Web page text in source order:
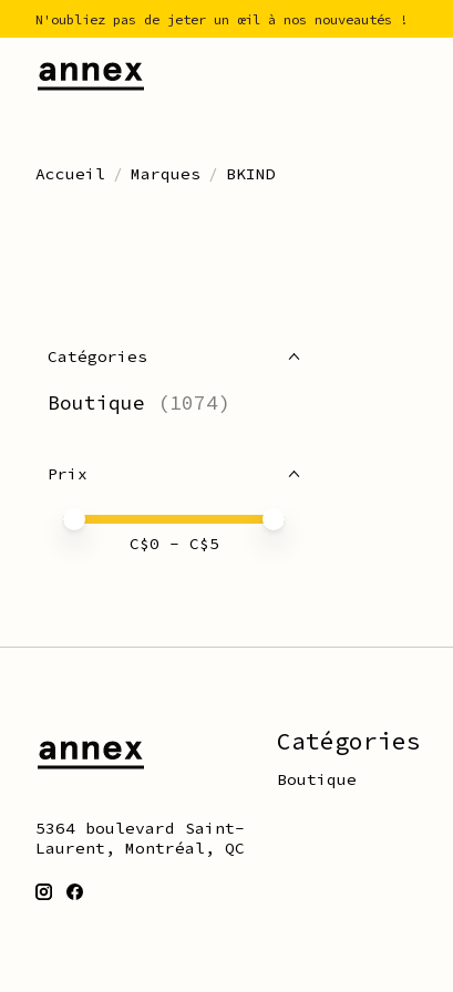
N'oubliez pas de jeter un œil à nos nouveautés !
Accueil / Marques / BKIND
Catégories
Boutique (1074)
Prix
Prix minimum
Price maximum value
C$0 - C$5
5364 boulevard Saint-
Laurent, Montréal, QC
Catégories
Boutique